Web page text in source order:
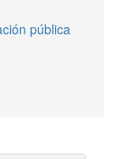
pública